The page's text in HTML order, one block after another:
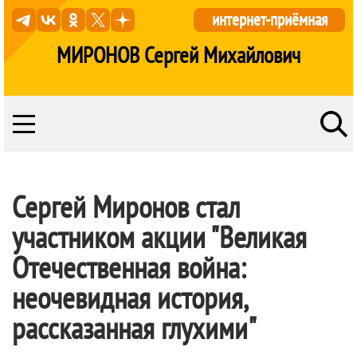
МИРОНОВ Сергей Михайлович
интернет-приёмная
Сергей Миронов стал
участником акции "Великая
Отечественная война:
неочевидная история,
рассказанная глухими"